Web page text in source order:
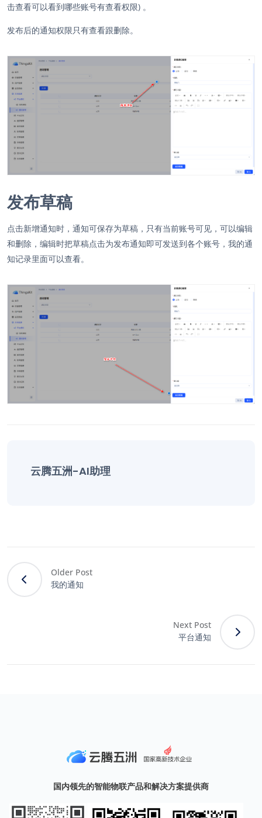
击查看可以看到哪些账号有查看权限) 。
发布后的通知权限只有查看跟删除。
发布草稿
点击新增通知时，通知可保存为草稿，只有当前账号可见，可以编辑
和删除，编辑时把草稿点击为发布通知即可发送到各个账号，我的通
知记录里面可以查看。
云腾五洲-AI助理
Older Post
我的通知
Next Post
平台通知
国内领先的智能物联产品和解决方案提供商